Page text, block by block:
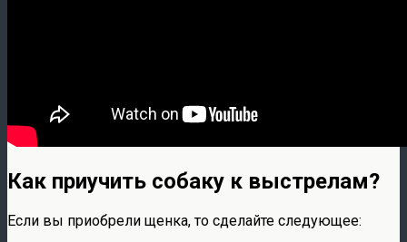
Как приучить собаку к выстрелам?
Если вы приобрели щенка, то сделайте следующее: